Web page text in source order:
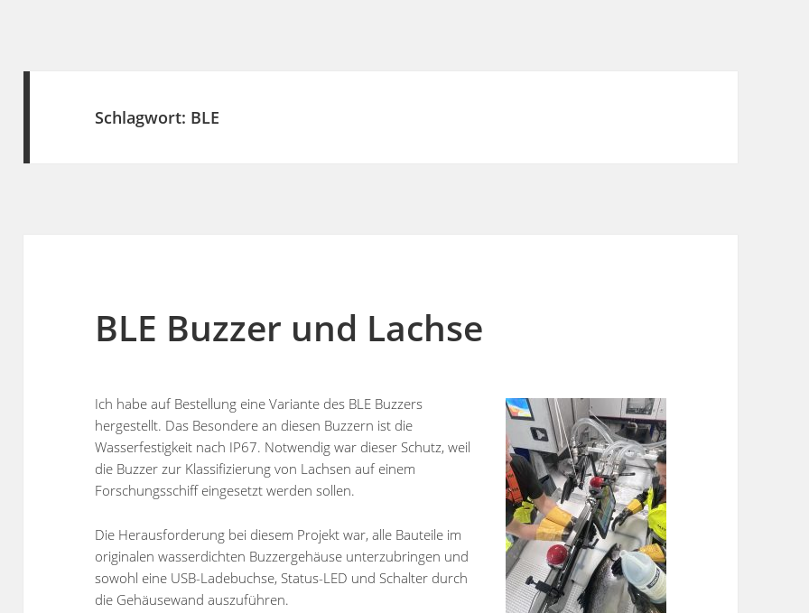
Schlagwort: BLE
BLE Buzzer und Lachse
Ich habe auf Bestellung eine Variante des BLE Buzzers
hergestellt. Das Besondere an diesen Buzzern ist die
Wasserfestigkeit nach IP67. Notwendig war dieser Schutz, weil
die Buzzer zur Klassifizierung von Lachsen auf einem
Forschungsschiff eingesetzt werden sollen.
Die Herausforderung bei diesem Projekt war, alle Bauteile im
originalen wasserdichten Buzzergehäuse unterzubringen und
sowohl eine USB-Ladebuchse, Status-LED und Schalter durch
die Gehäusewand auszuführen.